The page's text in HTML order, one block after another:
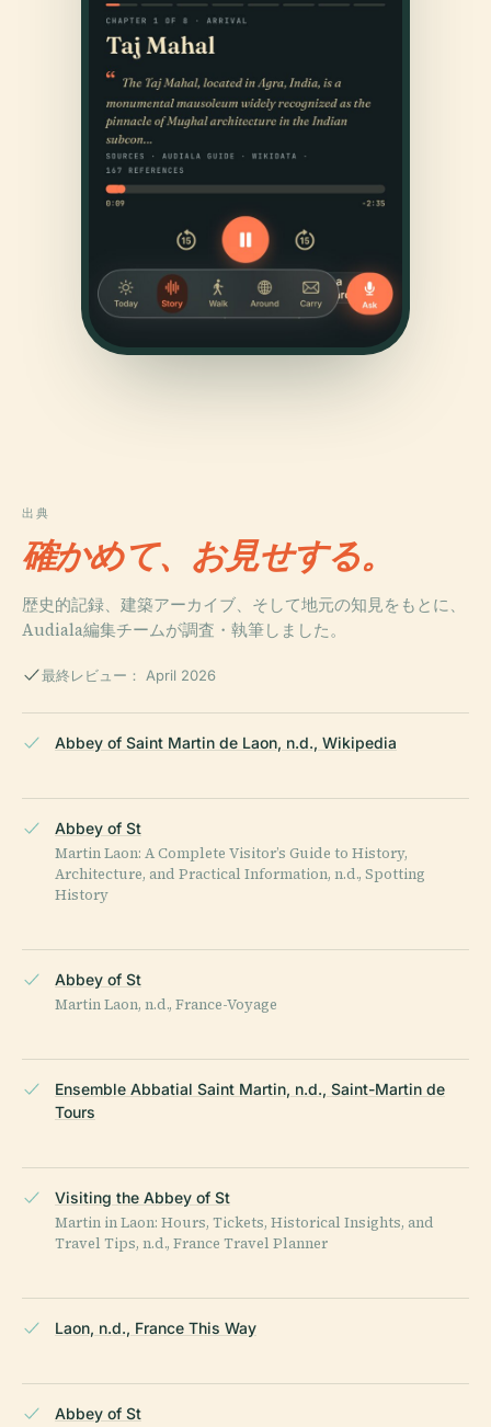
出典
確かめて、お見せする。
歴史的記録、建築アーカイブ、そして地元の知見をもとに、
Audiala編集チームが調査・執筆しました。
最終レビュー： April 2026
Abbey of Saint Martin de Laon, n.d., Wikipedia
Abbey of St
Martin Laon: A Complete Visitor’s Guide to History,
Architecture, and Practical Information, n.d., Spotting
History
Abbey of St
Martin Laon, n.d., France-Voyage
Ensemble Abbatial Saint Martin, n.d., Saint-Martin de
Tours
Visiting the Abbey of St
Martin in Laon: Hours, Tickets, Historical Insights, and
Travel Tips, n.d., France Travel Planner
Laon, n.d., France This Way
Abbey of St